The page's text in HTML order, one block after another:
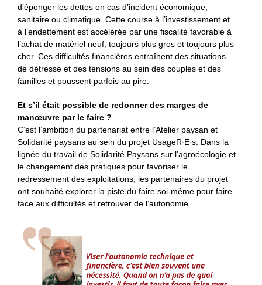
d’éponger les dettes en cas d’incident économique,
sanitaire ou climatique. Cette course à l’investissement et
à l’endettement est accélérée par une fiscalité favorable à
l’achat de matériel neuf, toujours plus gros et toujours plus
cher. Ces difficultés financières entraînent des situations
de détresse et des tensions au sein des couples et des
familles et poussent parfois au pire.
Et s’il était possible de redonner des marges de
manœuvre par le faire ?
C’est l’ambition du partenariat entre l’Atelier paysan et
Solidarité paysans au sein du projet UsageR∙E∙s. Dans la
lignée du travail de Solidarité Paysans sur l’agroécologie et
le changement des pratiques pour favoriser le
redressement des exploitations, les partenaires du projet
ont souhaité explorer la piste du faire soi-même pour faire
face aux difficultés et retrouver de l’autonomie.